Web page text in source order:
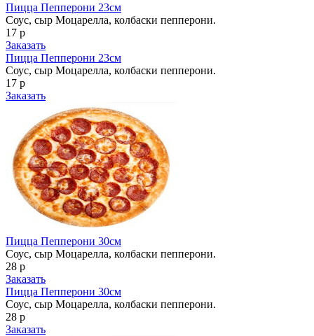
Пицца Пепперони 23см
Соус, сыр Моцарелла, колбаски пепперони.
17 р
Заказать
Пицца Пепперони 23см
Соус, сыр Моцарелла, колбаски пепперони.
17 р
Заказать
Пицца Пепперони 30см
Соус, сыр Моцарелла, колбаски пепперони.
28 р
Заказать
Пицца Пепперони 30см
Соус, сыр Моцарелла, колбаски пепперони.
28 р
Заказать